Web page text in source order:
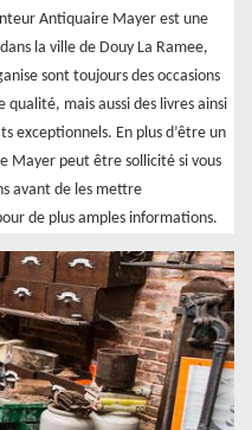
Antiquaire Mayer est une
la ville de Douy La Ramee,
sont toujours des occasions
qualité, mais aussi des livres ainsi
exceptionnels. En plus d’être un
Mayer peut être sollicité si vous
avant de les mettre
de plus amples informations.